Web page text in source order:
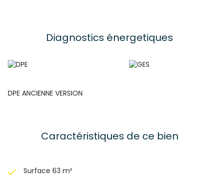
Diagnostics énergetiques
DPE ANCIENNE VERSION
Caractéristiques de ce bien
Surface 63 m²